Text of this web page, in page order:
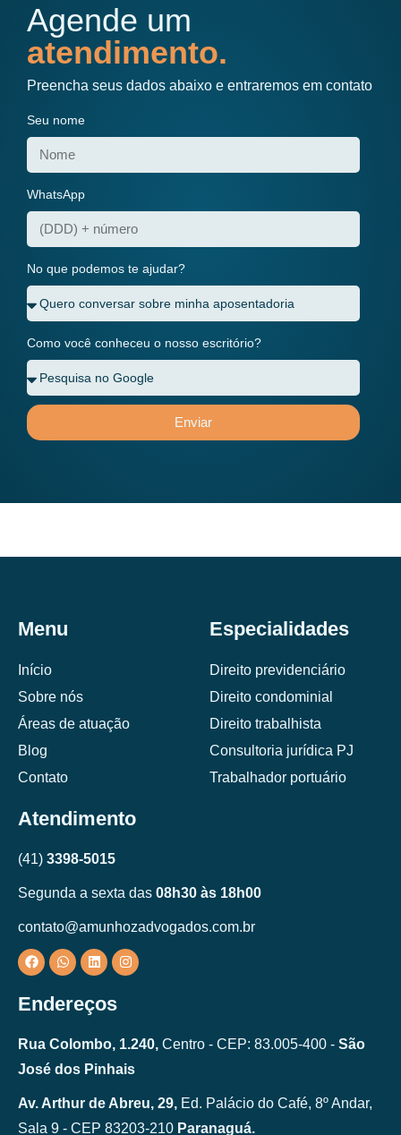
Agende um
atendimento.
Preencha seus dados abaixo e entraremos em contato
Seu nome
WhatsApp
No que podemos te ajudar?
Como você conheceu o nosso escritório?
Enviar
Menu
Início
Sobre nós
Áreas de atuação
Blog
Contato
Especialidades
Direito previdenciário
Direito condominial
Direito trabalhista
Consultoria jurídica PJ
Trabalhador portuário
Atendimento
(41) 3398-5015
Segunda a sexta das 08h30 às 18h00
contato@amunhozadvogados.com.br
Endereços
Rua Colombo, 1.240, Centro - CEP: 83.005-400 - São
José dos Pinhais
Av. Arthur de Abreu, 29, Ed. Palácio do Café, 8º Andar,
Sala 9 - CEP 83203-210 Paranaguá.